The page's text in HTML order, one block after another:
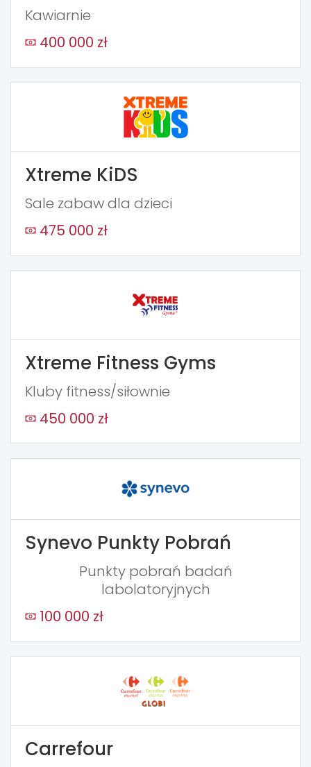
Kawiarnie
400 000 zł
Xtreme KiDS
Sale zabaw dla dzieci
475 000 zł
Xtreme Fitness Gyms
Kluby fitness/siłownie
450 000 zł
Synevo Punkty Pobrań
Punkty pobrań badań
labolatoryjnych
100 000 zł
Carrefour